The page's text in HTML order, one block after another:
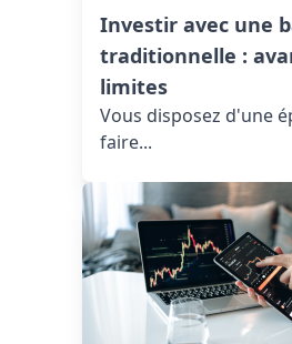
Investir avec une
traditionnelle :
limites
Vous disposez d'une
faire...